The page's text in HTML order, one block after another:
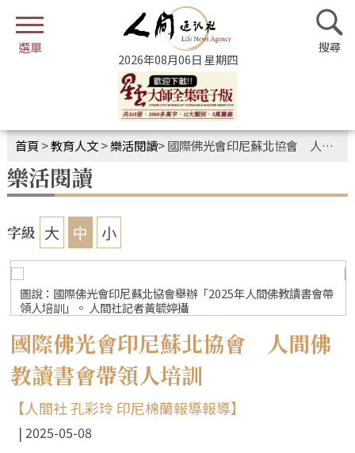
2026年08月06日 星期四
首頁 >教育人文>樂活閱讀>國際佛光會印尼蘇北協會 人間佛教讀書會帶領人培訓
樂活閱讀
字級 大 中 小
圖說：國際佛光會印尼蘇北協會舉辦「2025年人間佛教讀書會帶
領人培訓」。 人間社記者黃毓婷攝
國際佛光會印尼蘇北協會 人間佛
教讀書會帶領人培訓
【人間社 孔彩玲 印尼棉蘭報導報導】
2025-05-08